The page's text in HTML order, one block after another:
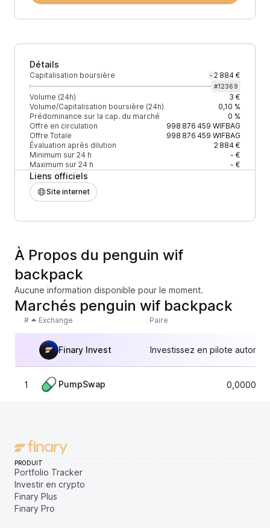
Détails
Capitalisation boursière - 2 884 €
#12369
Volume (24h)
3 €
Volume/Capitalisation boursière (24h)
0,10 %
Prédominance sur la cap. du marché
0 %
Offre en circulation
998 876 459 WIFBAG
Offre Totale
998 876 459 WIFBAG
Évaluation après dilution
2 884 €
Minimum sur 24 h
- €
Maximum sur 24 h
- €
Liens officiels
Site internet
À Propos du penguin wif
backpack
Aucune information disponible pour le moment.
Marchés penguin wif backpack
# Exchange Paire
Finary Invest Investissez en pilote
1 PumpSwap
PRODUIT
Portfolio Tracker
Investir en crypto
Finary Plus
Finary Pro